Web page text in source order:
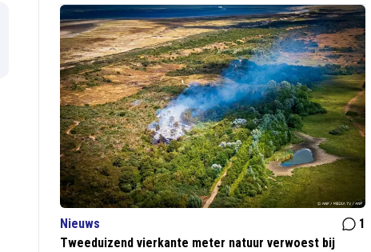
Nieuws
1
Tweeduizend vierkante meter natuur verwoest bij